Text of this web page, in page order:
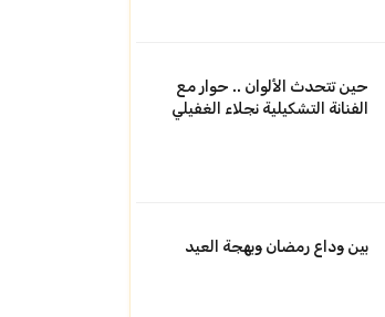
حين تتحدث الألوان .. حوار مع
الفنانة التشكيلية نجلاء الغفيلي
بين وداع رمضان وبهجة العيد